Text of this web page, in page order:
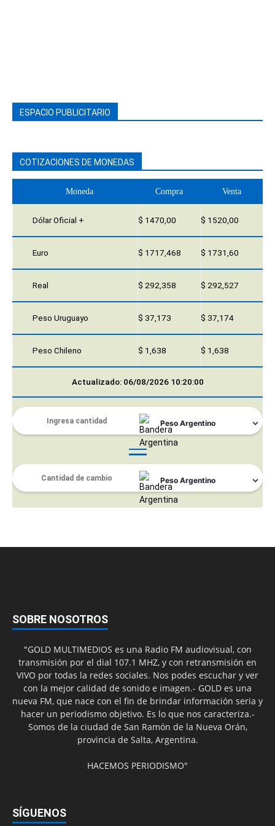
ESPACIO PUBLICITARIO
COTIZACIONES DE MONEDAS
Moneda Compra Venta
Dólar Oficial + $ 1470,00 $ 1520,00
Euro $ 1717,468 $ 1731,60
Real $ 292,358 $ 292,527
Peso Uruguayo $ 37,173 $ 37,174
Peso Chileno $ 1,638 $ 1,638
Actualizado: 06/08/2026 10:20:00
SOBRE NOSOTROS
"GOLD MULTIMEDIOS es una Radio FM audiovisual, con
transmisión por el dial 107.1 MHZ, y con retransmisión en
VIVO por todas la redes sociales. Nos podes escuchar y ver
con la mejor calidad de sonido e imagen.- GOLD es una
nueva FM, que nace con el fin de brindar información seria y
hacer un periodismo objetivo. Es lo que nos caracteriza.-
Somos de la ciudad de San Ramón de la Nueva Orán,
provincia de Salta, Argentina.
HACEMOS PERIODISMO"
SÍGUENOS